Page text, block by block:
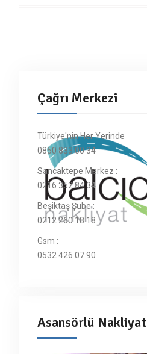
Çağrı Merkezi
Türkiye'nin Her Yerinde
0850 833 00 34
Sancaktepe Merkez :
0216 352 84 34
Beşiktaş Şube :
0212 260 18 18
Gsm :
0532 426 07 90
Asansörlü Nakliyat